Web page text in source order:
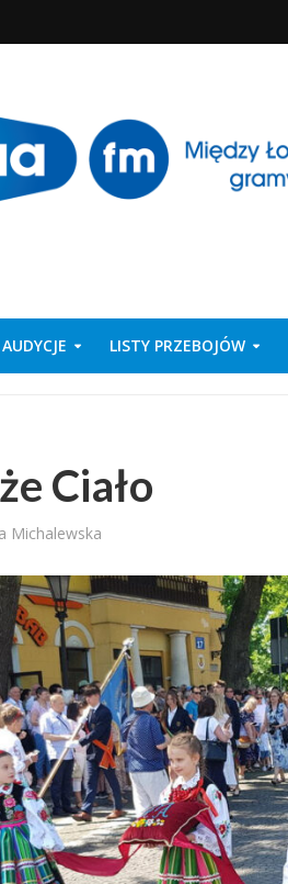
AUDYCJE LISTY PRZEBOJÓW
Ciało
Michalewska